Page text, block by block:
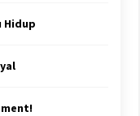
Hidup